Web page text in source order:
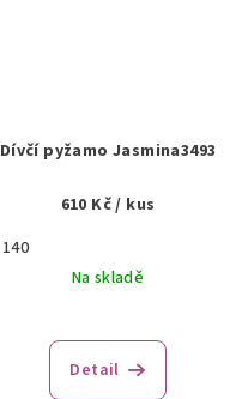
Dívčí pyžamo Jasmina3493
610 Kč/ kus
140
Na skladě
Detail